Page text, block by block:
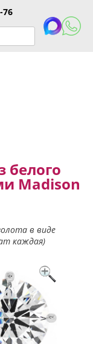
76
белого
Madison
в виде
каждая)